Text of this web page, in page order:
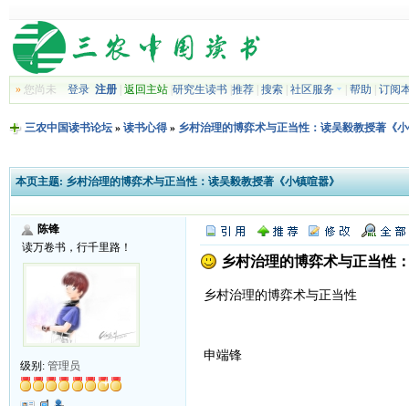
»您尚未 登录 注册| 返回主站| 研究生读书| 推荐| 搜索| 社区服务 帮助 订阅
三农中国读书论坛» 读书心得» 乡村治理的博弈术与正当性：读吴毅教授著《
本页主题: 乡村治理的博弈术与正当性：读吴毅教授著《小镇喧嚣》
陈锋
读万卷书，行千里路！
级别: 管理员
乡村治理的博弈术与正当性
乡村治理的博弈术与正当性
申端锋